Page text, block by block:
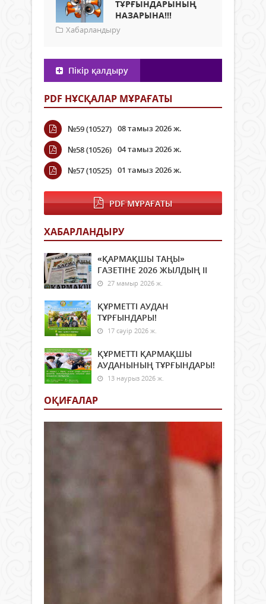
ТҰРҒЫНДАРЫНЫҢ
НАЗАРЫНА!!!
Хабарландыру
Пікір қалдыру
PDF НҰСҚАЛАР МҰРАҒАТЫ
№59 (10527) 08 тамыз 2026 ж.
№58 (10526) 04 тамыз 2026 ж.
№57 (10525) 01 тамыз 2026 ж.
PDF МҰРАҒАТЫ
ХАБАРЛАНДЫРУ
«ҚАРМАҚШЫ ТАҢЫ»
ГАЗЕТІНЕ 2026 ЖЫЛДЫҢ ІI
27 мамыр 2026 ж.
ҚҰРМЕТТІ АУДАН
ТҰРҒЫНДАРЫ!
17 сәуір 2026 ж.
ҚҰРМЕТТІ ҚАРМАҚШЫ
АУДАНЫНЫҢ ТҰРҒЫНДАРЫ!
13 наурыз 2026 ж.
ОҚИҒАЛАР